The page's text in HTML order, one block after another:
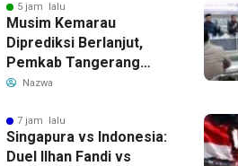
5 jam lalu
Musim Kemarau
Diprediksi Berlanjut,
Pemkab Tangerang
Siapkan Langkah
Bersih
Nazwa
7 jam lalu
Singapura vs Indonesia:
Duel Ilhan Fandi vs